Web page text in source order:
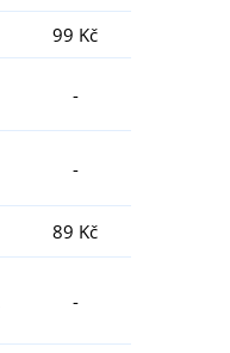
99 Kč
-
-
89 Kč
-